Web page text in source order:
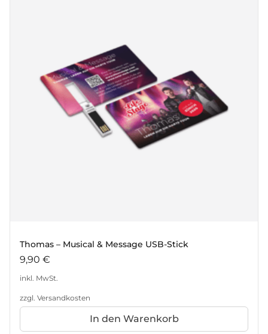
Thomas – Musical & Message USB-Stick
9,90 €
inkl. MwSt.
zzgl. Versandkosten
In den Warenkorb